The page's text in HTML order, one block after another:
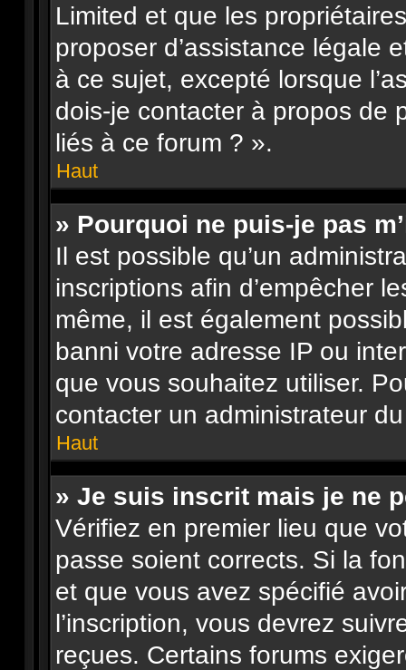
Limited et que les
proposer d’assistance légale
à ce sujet, excepté lorsque
dois-je contacter à propos de
liés à ce forum ? ».
Haut
» Pourquoi ne puis-je pas
Il est possible qu’un
inscriptions afin d’empêcher
même, il est également
banni votre adresse IP ou
que vous souhaitez utiliser.
contacter un administrateur
Haut
» Je suis inscrit mais je ne
Vérifiez en premier lieu que
passe soient corrects. Si la
et que vous avez spécifié
l’inscription, vous devrez
reçues. Certains forums